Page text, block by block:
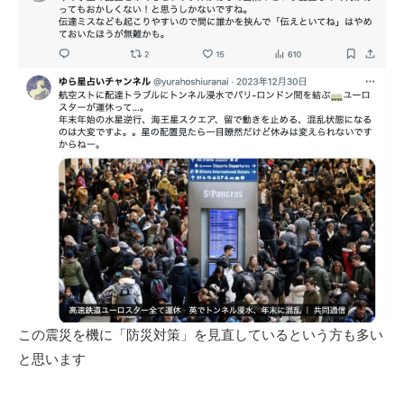
この震災を機に「防災対策」を見直しているという方も多い
と思います